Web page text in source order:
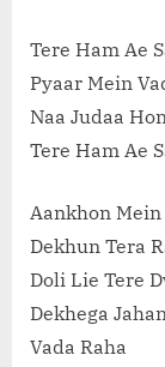
Tere Ham Ae
Pyaar Mein
Naa Judaa
Tere Ham Ae
Aankhon
Dekhun Tera
Doli Lie Tere
Dekhega
Vada Raha